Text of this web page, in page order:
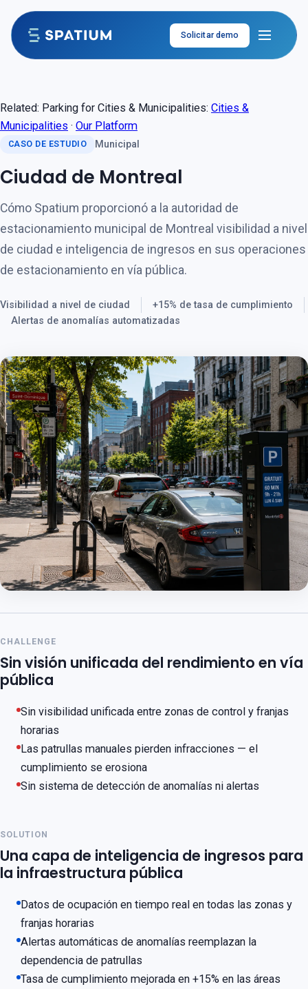
Saltar al contenido
Solicitar demo
CASO DE ESTUDIO Municipal
Ciudad de Montreal
Cómo Spatium proporcionó a la autoridad de
estacionamiento municipal de Montreal visibilidad a nivel
de ciudad e inteligencia de ingresos en sus operaciones
de estacionamiento en vía pública.
Visibilidad a nivel de ciudad
+15% de tasa de cumplimiento
Alertas de anomalías automatizadas
CHALLENGE
Sin visión unificada del rendimiento en vía
pública
Sin visibilidad unificada entre zonas de control y franjas
horarias
Las patrullas manuales pierden infracciones — el
cumplimiento se erosiona
Sin sistema de detección de anomalías ni alertas
SOLUTION
Una capa de inteligencia de ingresos para
la infraestructura pública
Datos de ocupación en tiempo real en todas las zonas y
franjas horarias
Alertas automáticas de anomalías reemplazan la
dependencia de patrullas
Tasa de cumplimiento mejorada en +15% en las áreas
Related: Parking for Cities & Municipalities: Cities &
Municipalities · Our Platform